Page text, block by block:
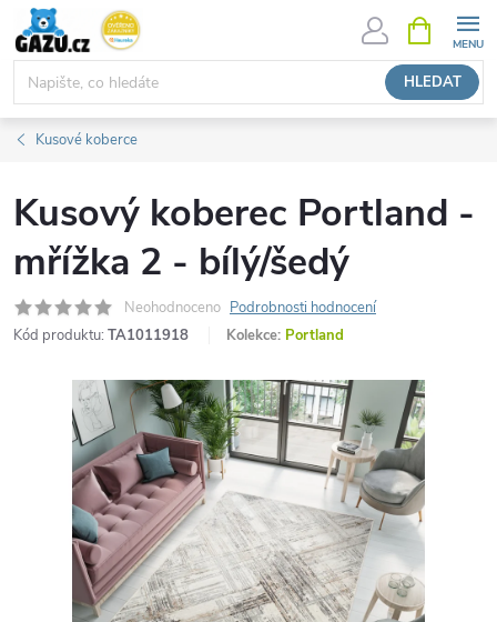
Přejít
obsah
HLEDAT
NÁKUPNÍ
KOŠÍK
Kusové koberce
Kusový koberec Portland -
mřížka 2 - bílý/šedý
Neohodnoceno Podrobnosti hodnocení
Kód produktu: TA1011918 Kolekce: Portland